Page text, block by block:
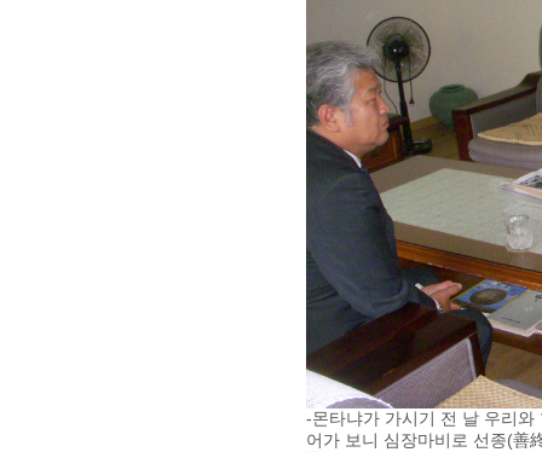
-몬타냐가 가시기 전 날 우리
어가 보니 심장마비로 선종(善